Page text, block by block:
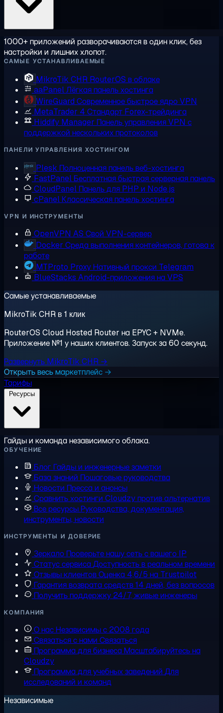
1000+ приложений разворачиваются в один клик, без
настройки и лишних хлопот.
САМЫЕ УСТАНАВЛИВАЕМЫЕ
MikroTik CHR RouterOS в облаке
aaPanelЛёгкая панель хостинга
WireGuard Современное быстрое ядро VPN
MetaTrader 4 Стандарт Forex-трейдинга
Hiddify Manager Панель управления VPN с
поддержкой нескольких протоколов
ПАНЕЛИ УПРАВЛЕНИЯ ХОСТИНГОМ
Plesk Полноценная панель веб-хостинга
FastPanelБесплатная быстрая серверная панель
CloudPanel Панель для PHP и Node.js
cPanelКлассическая панель хостинга
VPN И ИНСТРУМЕНТЫ
OpenVPN AS Свой VPN-сервер
Docker Среда выполнения контейнеров, готова к
работе
MTProto ProxyНативный прокси Telegram
BlueStacks Android-приложения на VPS
Самые устанавливаемые
MikroTik CHR в 1 клик
RouterOS Cloud Hosted Router на EPYC + NVMe.
Приложение №1 у наших клиентов. Запуск за 60 секунд.
Развернуть MikroTik CHR →
Открыть весь маркетплейс →
Тарифы
Гайды и команда независимого облака.
ОБУЧЕНИЕ
Блог Гайды и инженерные заметки
База знаний Пошаговые руководства
Новости Пресса и анонсы
Сравнить хостинги Cloudzy против альтернатив
Все ресурсыРуководства, документация,
инструменты, новости
ИНСТРУМЕНТЫ И ДОВЕРИЕ
Зеркало Проверьте нашу сеть с вашего IP
Статус сервисаДоступность в реальном времени
Отзывы клиентовОценка 4,6/5 на Trustpilot
Гарантия возврата средств14 дней, без вопросов
Получить поддержку 24/7, живые инженеры
КОМПАНИЯ
О насНезависимы с 2008 года
Связаться с нами Связаться
Программа для бизнесаМасштабируйтесь на
Cloudzy
Программа для учебных заведений Для
исследований и команд
Независимые